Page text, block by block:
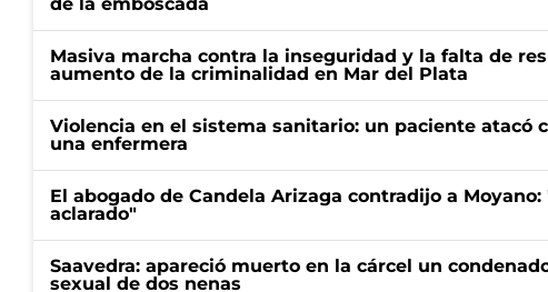
Masiva marcha contra la inseguridad y la falta de
aumento de la criminalidad en Mar del Plata
Violencia en el sistema sanitario: un paciente atacó
una enfermera
El abogado de Candela Arizaga contradijo a
aclarado"
Saavedra: apareció muerto en la cárcel un
sexual de dos nenas